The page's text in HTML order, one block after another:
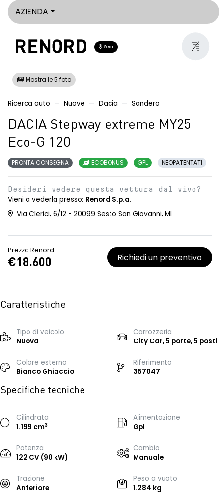
AZIENDA
Sedi
Mostra le 5 foto
Ricerca auto Nuove Dacia Sandero
DACIA Stepway extreme MY25
Eco-G 120
PRONTA CONSEGNA ECOBONUS GPL NEOPATENTATI
Desideri vedere questa vettura dal vivo?
Vieni a vederla presso: Renord S.p.a.
Via Clerici, 6/12 - 20099 Sesto San Giovanni, MI
Prezzo Renord
€18.600 Richiedi un preventivo
Caratteristiche
Tipo di veicolo
Nuova
Carrozzeria
City Car, 5 porte, 5 posti
Colore esterno
Bianco Ghiaccio
Riferimento
357047
Specifiche tecniche
Cilindrata
1.199 cm3
Alimentazione
Gpl
Potenza
122 CV (90 kW)
Cambio
Manuale
Trazione
Anteriore
Peso a vuoto
1.284 kg